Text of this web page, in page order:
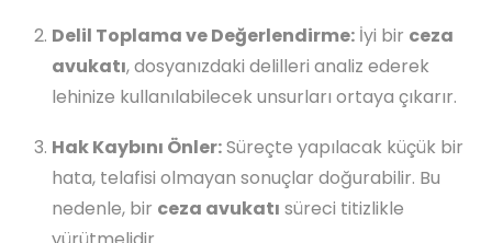
Delil Toplama ve Değerlendirme: İyi bir ceza
avukatı, dosyanızdaki delilleri analiz ederek
lehinize kullanılabilecek unsurları ortaya çıkarır.
Hak Kaybını Önler:Süreçte yapılacak küçük bir
hata, telafisi olmayan sonuçlar doğurabilir. Bu
nedenle, bir ceza avukatı süreci titizlikle